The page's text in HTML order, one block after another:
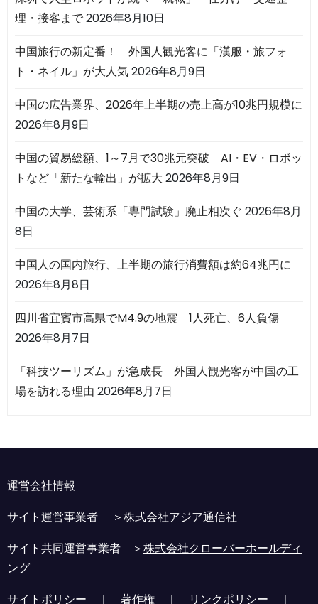
理・接客まで2026年8月10日
中国旅行の新定番！ 外国人観光客に「漢服・旅フォ
ト・ネイル」が大人気2026年8月9日
中国の広告業界、2026年上半期の売上高が10兆円規模に
2026年8月9日
中国の貿易総額、1～7月で30兆元突破 AI・EV・ロボッ
トなど「新たな輸出」が拡大 2026年8月9日
中国の大学、芸術系「専門試験」廃止相次ぐ 2026年8月
8日
中国人の国内旅行、上半期の旅行消費額は約64兆円に
2026年8月8日
四川省宜賓市高県でM4.9の地震 1人死亡、6人負傷
2026年8月7日
「科技ツーリズム」が急成長 外国人観光客が中国の工
場を訪れる理由 2026年8月7日
運営会社情報
サイト運営事業者 ＞株式会社アジア通信社
サイト共同運営事業者 ＞株式会社クローバーホールディ
ング
サイトポリシー ｜ 著作権 ｜ リンクポリシー ｜